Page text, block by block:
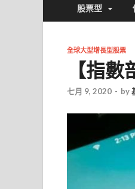
股票型
全球大型增長型股票
【指
七月 9, 2020 - by